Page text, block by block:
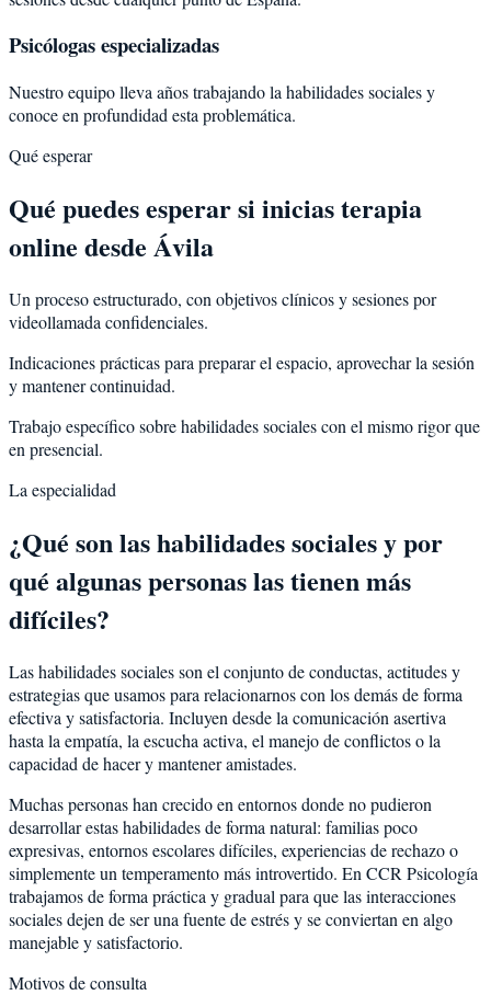
Psicólogas especializadas
Nuestro equipo lleva años trabajando la habilidades sociales y
conoce en profundidad esta problemática.
Qué esperar
Qué puedes esperar si inicias terapia
online desde Ávila
Un proceso estructurado, con objetivos clínicos y sesiones por
videollamada confidenciales.
Indicaciones prácticas para preparar el espacio, aprovechar la sesión
y mantener continuidad.
Trabajo específico sobre habilidades sociales con el mismo rigor que
en presencial.
La especialidad
¿Qué son las habilidades sociales y por
qué algunas personas las tienen más
difíciles?
Las habilidades sociales son el conjunto de conductas, actitudes y
estrategias que usamos para relacionarnos con los demás de forma
efectiva y satisfactoria. Incluyen desde la comunicación asertiva
hasta la empatía, la escucha activa, el manejo de conflictos o la
capacidad de hacer y mantener amistades.
Muchas personas han crecido en entornos donde no pudieron
desarrollar estas habilidades de forma natural: familias poco
expresivas, entornos escolares difíciles, experiencias de rechazo o
simplemente un temperamento más introvertido. En CCR Psicología
trabajamos de forma práctica y gradual para que las interacciones
sociales dejen de ser una fuente de estrés y se conviertan en algo
manejable y satisfactorio.
Motivos de consulta